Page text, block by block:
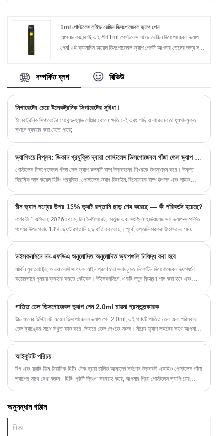
করি। আমরা প্রথম অগ্রাধিকারে গুণমানের যত্ন নিই, অনেক প্রতিযোগিতামূলক
মূল্য এবং দ্রুত শিপিং পরিষেবা অফার করি। নির্ভরযোগ্য সরবরাহকারী এবং
অংশীদার খুঁজছেন, আমাদের সাথে যোগাযোগ করতে স্বাগতম।
1ml পোস্টলেস লাইভ রেজিন ডিসপোজেবল ভ্যাপ পেন
আপনার কাছাকাছি এই শীর্ষ 1ml পোস্টলেস লাইভ রেজিন ডিসপোজেবল ভ্যাপ
পেন! এই ক্যানাবিস অয়েল ডিসপোজেবল ভ্যাপ পেনটি আপনার তেলের জন্য সঠিক
বৈশিষ্ট্যযুক্ত এবং আপনাকে অভূতপূর্ব নির্যাস তেল উপভোগ করে।
সম্পর্কিত ব্লগ রিভিউ
সিগারেটের চেয়ে ইলেকট্রনিক সিগারেটের সুবিধা।
ইলেকট্রনিক সিগারেটের সেকেন্ড-হ্যান্ড ধোঁয়ার কোনো ক্ষতি নেই এবং গাড়ি ও বারের মতো ধূমপানমুক্ত
স্থানে ব্যবহার করা যেতে পারে;
ভ্যাপিংয়ে বিপ্লব: ডিকান প্রযুক্তি দ্বারা পোস্টলেস ডিসপোজেবল গাঁজা তেল ভ্যাপ কলম
পোস্টলেস ডিসপোজেবল গাঁজা তেল ভ্যাপ কলমটি বাষ্প উদ্ভাবনের শিখরকে উপস্থাপন করে। উন্নত
সিরামিক জাল কয়েল হিটিং প্রযুক্তি, পোস্টলেস ভ্যাপ ডিজাইন, বিস্ফোরক বাষ্প উত্পাদন এবং লাইভ
খুঁজছেন বা স্বাদ এবং পারফরম্যান্সে সেরা সন্ধান করছেন এমন একজন কনোয়েসিউর, এই ভ্যাপ কলমের
প্রত্যেকের জন্য কিছু রয়েছে।
চীন ভ্যাপ পণ্যের উপর 13% ভ্যাট রপ্তানি ছাড় শেষ করেছে — কী পরিবর্তন হয়েছে?
কার্যকরী 1 এপ্রিল, 2026 থেকে, চীন ই-সিগারেট, কার্তুজ এবং সংশ্লিষ্ট হার্ডওয়্যার সহ ভ্যাপ-সম্পর্কিত
পণ্যের উপর প্রায় 13% ভ্যাট রপ্তানি ছাড় বাতিল করেছে। পূর্বে, রপ্তানিকারকরা উৎপাদনের সময়
বৃদ্ধি পায়। নীতিটি বিশ্বব্যাপী ল্যান্ডড খরচ বাড়াতে পারে, সাপ্লাই চেইন বৈচিত্র্যকে ত্বরান্বিত করবে এবং
শিল্প প্রতিযোগিতাকে মূল্য-চালিত কৌশল থেকে উদ্ভাবন, গুণমান এবং সম্মতির দিকে সরিয়ে দেবে।
উইসকনসিনে নন-এফডিএ অনুমোদিত অনুমোদিত ভ্যাপগুলি নিষিদ্ধ করা হবে
মার্কিন যুক্তরাষ্ট্রে, আরও বেশি সংখ্যক আইন প্রণেতারা স্বাদযুক্ত নিকোটিন ডিসপোজেবল ভ্যাপগুলি
কঠোরভাবে পুনরায় ব্যবহার করতে ঝোঁকেন। উইসকনসিনে, একটি নতুন নিয়ন্ত্রণ পাস করা হবে এবং
পাতিত তেল ডিসপোজেবল ভ্যাপ পেন 2.0ml চায়না প্রস্তুতকারক
উচ্চ মানের ডিস্টিলেট অয়েল ডিসপোজেবল ভ্যাপ পেন 2.0ml, এই পণ্যটি পাতিত তেল এবং পরিষ্কার
তেল ট্যাঙ্কের সাথে নিখুঁত কাজ করে, ভিতরে তেল দেখতে সহজ। নীচের ফ্ল্যাশ লাইটের সাথে আপনাকে
আইকুটটি পরিচয়
বিগ এবং ফ্ল্যাট ফিল্ম সিরামিক হিটিং টেক দ্বারা চালিত আমাদের সর্বশেষ উদ্ভাবনী এআইও পোস্টলেস গাঁজা
ভ্যাপের সাথে দেখা করুন - হিটিং পৃষ্ঠটি দ্বিগুণ সরবরাহ করে, আপনার প্রিয় পোস্টলেস ভ্যাপিংয়ের
অনুসন্ধান পাঠান